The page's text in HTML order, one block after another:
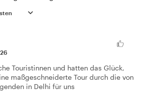
Touristinnen und hatten das Glück,
maßgeschneiderte Tour durch die von
in Delhi für uns